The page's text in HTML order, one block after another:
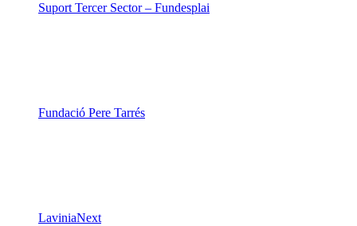
Suport Tercer Sector – Fundesplai
Fundació Pere Tarrés
LaviniaNext